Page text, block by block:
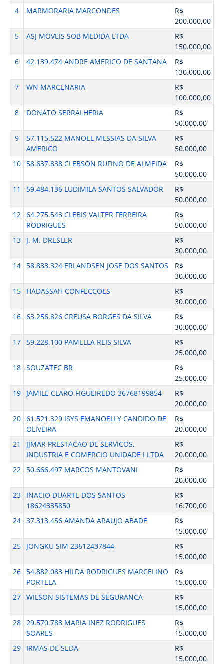
4
MARMORARIA MARCONDES
R$
200.000,00
5
ASJ MOVEIS SOB MEDIDA LTDA
R$
150.000,00
6
42.139.474 ANDRE AMERICO DE SANTANA
R$
130.000,00
7
WN MARCENARIA
R$
100.000,00
8
DONATO SERRALHERIA
R$
50.000,00
9
57.115.522 MANOEL MESSIAS DA SILVA
AMERICO
R$
50.000,00
10
58.637.838 CLEBSON RUFINO DE ALMEIDA
R$
50.000,00
11
59.484.136 LUDIMILA SANTOS SALVADOR
R$
50.000,00
12 64.275.543 CLEBIS VALTER FERREIRA
RODRIGUES
R$
50.000,00
13
J. M. DRESLER
R$
30.000,00
14
58.833.324 ERLANDSEN JOSE DOS SANTOS
R$
30.000,00
15
HADASSAH CONFECCOES
R$
30.000,00
16 63.256.826 CREUSA BORGES DA SILVA
R$
30.000,00
17
59.228.100 PAMELLA REIS SILVA
R$
25.000,00
18 SOUZATEC BR
R$
25.000,00
19
JAMILE CLARO FIGUEIREDO 36768199854
R$
20.000,00
20 61.521.329 ISYS EMANOELLY CANDIDO DE
OLIVEIRA
R$
20.000,00
21
JJMAR PRESTACAO DE SERVICOS,
INDUSTRIA E COMERCIO UNIDADE I LTDA
R$
20.000,00
22
50.666.497 MARCOS MANTOVANI
R$
20.000,00
23
INACIO DUARTE DOS SANTOS
18624335850
R$
16.700,00
24 37.313.456 AMANDA ARAUJO ABADE
R$
15.000,00
25
JONGKU SIM 23612437844
R$
15.000,00
26
54.882.083 HILDA RODRIGUES MARCELINO
PORTELA
R$
15.000,00
27 WILSON SISTEMAS DE SEGURANCA
R$
15.000,00
28 29.570.788 MARIA INEZ RODRIGUES
SOARES
R$
15.000,00
29
IRMAS DE SEDA
R$
15.000,00